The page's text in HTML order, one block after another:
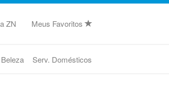
ZN Meus Favoritos
Serv. Domésticos